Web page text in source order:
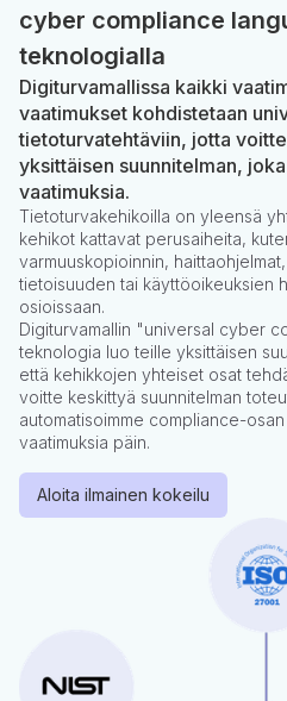
cyber compliance
teknologialla
Digiturvamallissa kaikki
vaatimukset kohdistetaan
tietoturvatehtäviin, jotta
yksittäisen suunnitelman,
vaatimuksia.
Tietoturvakehikoilla on yleensä
kehikot kattavat perusaiheita,
varmuuskopioinnin,
tietoisuuden tai käyttöoikeuksien
osioissaan.
Digiturvamallin "universal cyber
teknologia luo teille yksittäisen
että kehikkojen yhteiset osat
voitte keskittyä suunnitelman
automatisoimme compliance-
vaatimuksia päin.
Aloita ilmainen kokeilu